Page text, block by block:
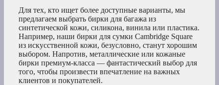
Для тех, кто ищет более доступные варианты, мы
предлагаем выбрать бирки для багажа из
синтетической кожи, силикона, винила или пластика.
Например, наши бирки для сумки Cambridge Square
из искусственной кожи, безусловно, станут хорошим
выбором. Напротив, металлические или кожаные
бирки премиум-класса — фантастический выбор для
того, чтобы произвести впечатление на важных
клиентов и покупателей.